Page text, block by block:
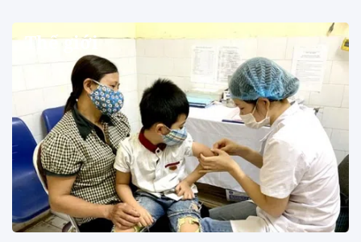
Thế giới